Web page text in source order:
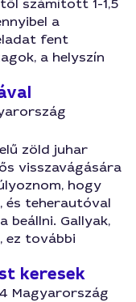
számított 1-1,5
a
fent
a helyszín
zöld juhar
visszavágására
hogy
és teherautóval
beállni. Gallyak,
ez további
keresek
Magyarország